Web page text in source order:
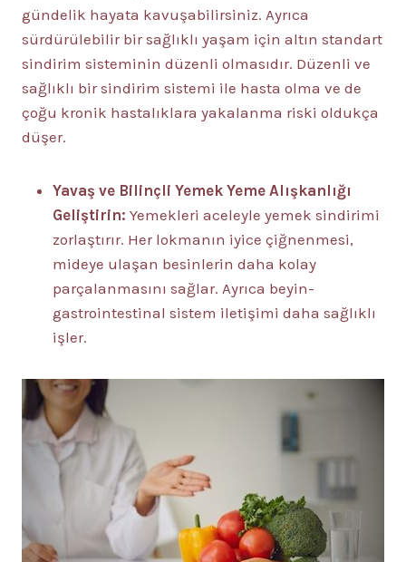
gündelik hayata kavuşabilirsiniz. Ayrıca
sürdürülebilir bir sağlıklı yaşam için altın standart
sindirim sisteminin düzenli olmasıdır. Düzenli ve
sağlıklı bir sindirim sistemi ile hasta olma ve de
çoğu kronik hastalıklara yakalanma riski oldukça
düşer.
Yavaş ve Bilinçli Yemek Yeme Alışkanlığı
Geliştirin: Yemekleri aceleyle yemek sindirimi
zorlaştırır. Her lokmanın iyice çiğnenmesi,
mideye ulaşan besinlerin daha kolay
parçalanmasını sağlar. Ayrıca beyin-
gastrointestinal sistem iletişimi daha sağlıklı
işler.